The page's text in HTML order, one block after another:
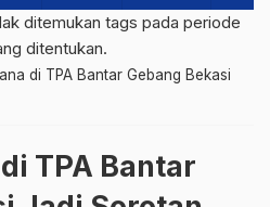
ditemukan tags pada periode
ditentukan.
di TPA Bantar Gebang Bekasi
TPA Bantar